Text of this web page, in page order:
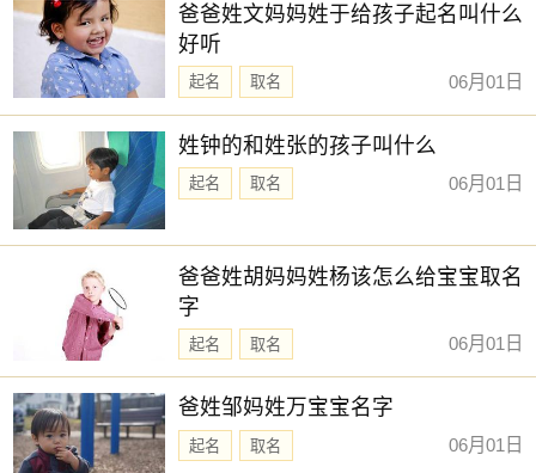
爸爸姓文妈妈姓于给孩子起名叫什么
好听
起名 取名 06月01日
姓钟的和姓张的孩子叫什么
起名 取名 06月01日
爸爸姓胡妈妈姓杨该怎么给宝宝取名
字
起名 取名 06月01日
爸姓邹妈姓万宝宝名字
起名 取名 06月01日